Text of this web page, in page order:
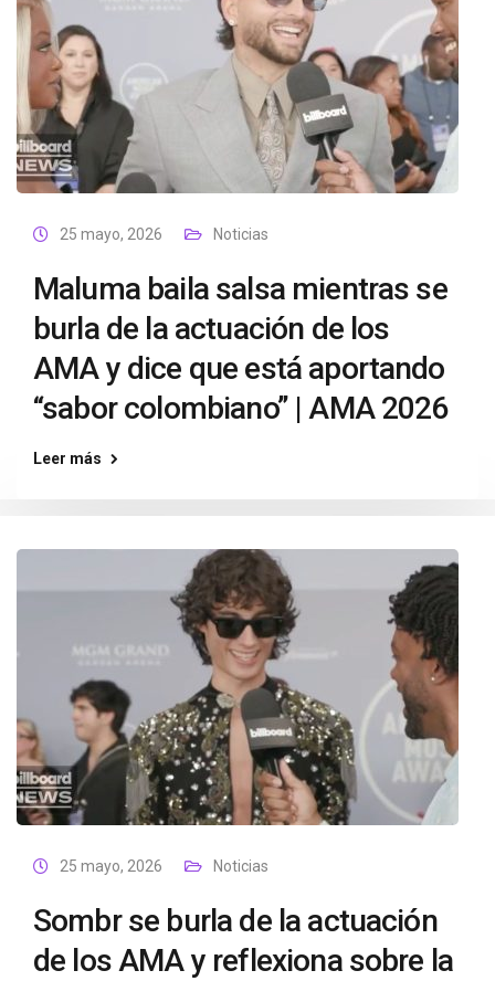
25 mayo, 2026 Noticias
Maluma baila salsa mientras se
burla de la actuación de los
AMA y dice que está aportando
“sabor colombiano” | AMA 2026
Leer más
25 mayo, 2026 Noticias
Sombr se burla de la actuación
de los AMA y reflexiona sobre la